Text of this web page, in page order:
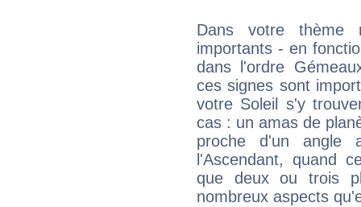
Dans votre thème
importants - en
dans l'ordre
ces signes sont
votre Soleil s'y
cas : un amas de
proche d'un
l'Ascendant, quand
que deux ou trois
nombreux aspects